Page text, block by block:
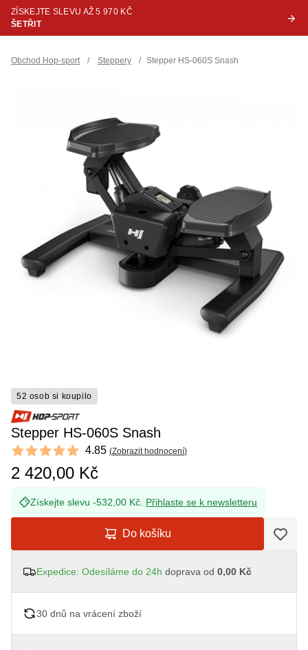
ZÍSKEJTE SLEVU AŽ 5 970 KČ
ŠETŘIT
Obchod Hop-sport / Steppery / Stepper HS-060S Snash
52 osob si koupilo
Stepper HS-060S Snash
Reviews
4.85 out of 5 stars 4.85 (Zobrazit hodnocení)
2 420,00 Kč
Získejte slevu -532,00 Kč. Přihlaste se k newsletteru
Do košíku
Expedice: Odesíláme do 24h doprava od 0,00 Kč
30 dnů na vrácení zboží